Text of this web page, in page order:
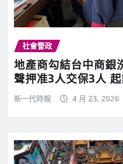
社會警政
地產商勾結台中商
聲押准3人交保3人
新一代時報 4 月 23, 2026